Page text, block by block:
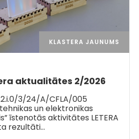
KLASTERA JAUNUMS
aktualitātes 2/2026
3/24/A/CFLA/005
un elektronikas
īstenotās aktivitātes LETERA
rezultāti…